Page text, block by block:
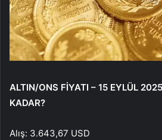
ALTIN/ONS FİYATI – 15 EYLÜL
KADAR?
Alış: 3.643,67 USD